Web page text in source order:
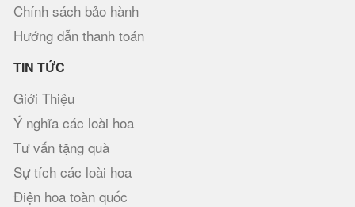
Chính sách bảo hành
Hướng dẫn thanh toán
TIN TỨC
Giới Thiệu
Ý nghĩa các loài hoa
Tư vấn tặng quà
Sự tích các loài hoa
Điện hoa toàn quốc